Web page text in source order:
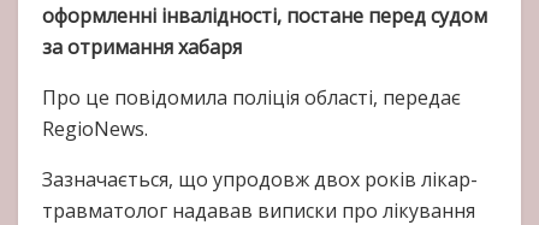
оформленні інвалідності, постане перед судом
за отримання хабаря
Про це повідомила поліція області, передає
RegioNews.
Зазначається, що упродовж двох років лікар-
травматолог надавав виписки про лікування